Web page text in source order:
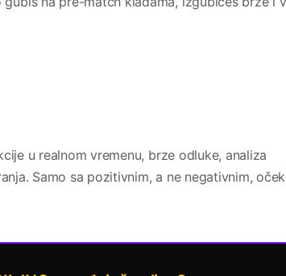
u realnom vremenu, brze odluke, analiza
Samo sa pozitivnim, a ne negativnim,